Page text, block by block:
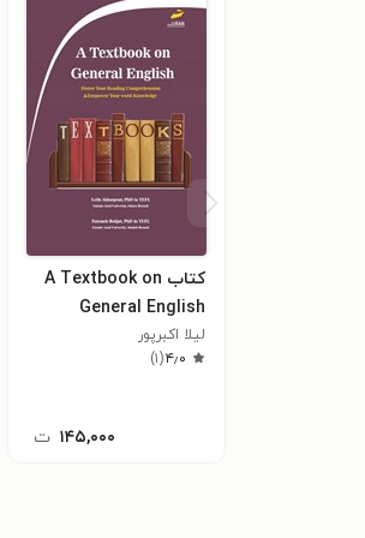
کتاب A Textbook on
General English
لیلا اکبرپور
۴٫۰(۱)
۱۴۵,۰۰۰ ت